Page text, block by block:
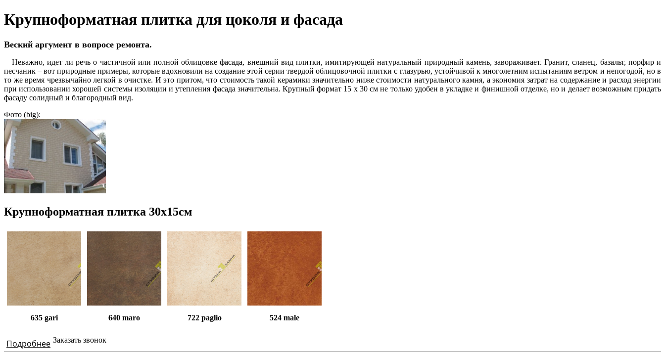
Крупноформатная плитка для цоколя и фасада
Веский аргумент в вопросе ремонта.
Неважно, идет ли речь о частичной или полной облицовке фасада, внешний вид плитки, имитирующей натуральный природный камень, завораживает. Гранит, сланец, базальт, порфир и
песчаник – вот природные примеры, которые вдохновили на создание этой серии твердой облицовочной плитки с глазурью, устойчивой к многолетним испытаниям ветром и непогодой, но в
то же время чрезвычайно легкой в очистке. И это притом, что стоимость такой керамики значительно ниже стоимости натурального камня, а экономия затрат на содержание и расход энергии
при использовании хорошей системы изоляции и утепления фасада значительна. Крупный формат 15 х 30 см не только удобен в укладке и финишной отделке, но и делает возможным придать
фасаду солидный и благородный вид.
Фото (big):
Крупноформатная плитка 30х15см
635 gari 640 maro 722 paglio 524 male
Подробнее Заказать звонок